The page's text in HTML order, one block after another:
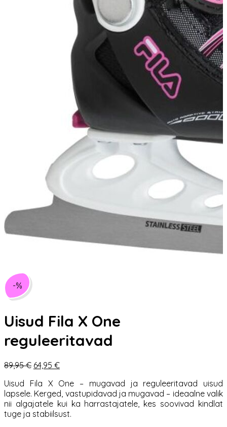
-%
Uisud Fila X One
reguleeritavad
89,95€ Algne
oli:
89,95 €.
64,95 €Praegune
on:
64,95 €.
Uisud Fila X One – mugavad ja reguleeritavad uisud
lapsele. Kerged, vastupidavad ja mugavad – ideaalne valik
nii algajatele kui ka harrastajatele, kes soovivad kindlat
tuge ja stabiilsust.